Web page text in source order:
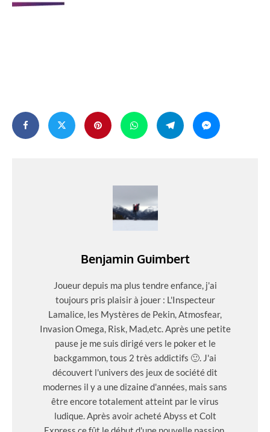
Benjamin Guimbert
Joueur depuis ma plus tendre enfance, j'ai
toujours pris plaisir à jouer : L'Inspecteur
Lamalice, les Mystères de Pekin, Atmosfear,
Invasion Omega, Risk, Mad,etc. Après une petite
pause je me suis dirigé vers le poker et le
backgammon, tous 2 très addictifs 🙂. J'ai
découvert l'univers des jeux de société dit
modernes il y a une dizaine d'années, mais sans
être encore totalement atteint par le virus
ludique. Après avoir acheté Abyss et Colt